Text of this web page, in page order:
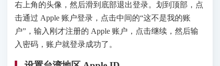
右上角的头像，然后滑到底部退出登录。划到顶部，点
击通过 Apple 账户登录，点击中间的“这不是我的账
户”，输入刚才注册的 Apple 账户，点击继续，然后输
入密码，账户就登录成功了。